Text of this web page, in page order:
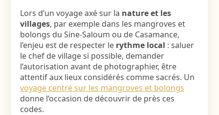
Lors d’un voyage axé sur la nature et les
villages, par exemple dans les mangroves et
bolongs du Sine-Saloum ou de Casamance,
l’enjeu est de respecter le rythme local : saluer
le chef de village si possible, demander
l’autorisation avant de photographier, être
attentif aux lieux considérés comme sacrés. Un
voyage centré sur les mangroves et bolongs
donne l’occasion de découvrir de près ces
codes.